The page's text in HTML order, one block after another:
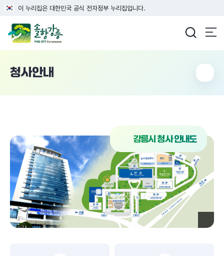
이 누리집은 대한민국 공식 전자정부 누리집입니다.
청사안내
강릉시 청사 안내도